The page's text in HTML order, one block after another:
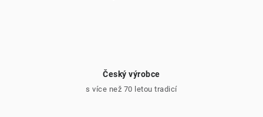
Český výrobce
s více než 70 letou tradicí